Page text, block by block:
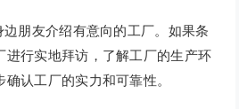
朋友介绍有意向的工厂。如果条
进行实地拜访，了解工厂的生产环
认工厂的实力和可靠性。